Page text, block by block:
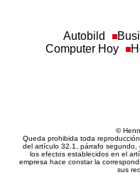
Autobild
Computer Hoy
©
Queda prohibida toda
del artículo 32.1, párrafo segundo,
los efectos establecidos en el
empresa hace constar la
sus